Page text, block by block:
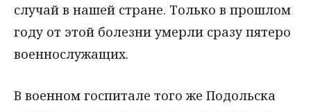
случай в нашей стране. Только в прошлом
году от этой болезни умерли сразу пятеро
военнослужащих.
В военном госпитале того же Подольска